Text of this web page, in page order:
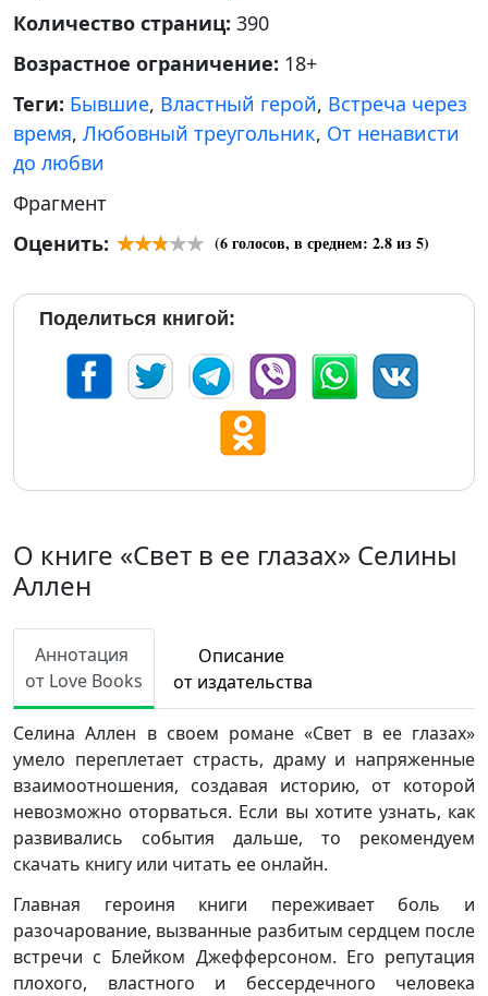
Количество страниц: 390
Возрастное ограничение: 18+
Теги: Бывшие, Властный герой, Встреча через
время, Любовный треугольник, От ненависти
до любви
Фрагмент
Оценить:
(6голосов, в среднем: 2.8из 5)
Поделиться книгой:
О книге «Свет в ее глазах» Селины
Аллен
Аннотация
от Love Books
Описание
от издательства
Селина Аллен в своем романе «Свет в ее глазах»
умело переплетает страсть, драму и напряженные
взаимоотношения, создавая историю, от которой
невозможно оторваться. Если вы хотите узнать, как
развивались события дальше, то рекомендуем
скачать книгу или читать ее онлайн.
Главная героиня книги переживает боль и
разочарование, вызванные разбитым сердцем после
встречи с Блейком Джефферсоном. Его репутация
плохого, властного и бессердечного человека